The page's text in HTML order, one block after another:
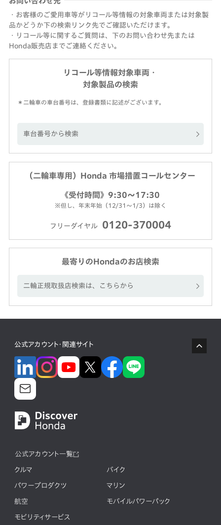
・お客様のご愛用車等がリコール等情報の対象車両または対象製
品かどうか下の検索リンク先でご確認いただけます。
・リコール等に関するご質問は、下のお問い合わせ先または
Honda販売店までご連絡ください。
リコール等情報対象車両・
対象製品の検索
＊二輪車の車台番号は、登録書類に記述がございます。
車台番号から検索
（二輪車専用）Honda 市場措置コールセンター
《受付時間》9:30～17:30
※但し、年末年始（12/31～1/3）は除く
フリーダイヤル 0120-370004
最寄りのHondaのお店検索
二輪正規取扱店検索は、こちらから
公式アカウント・関連サイト
公式アカウント一覧
クルマ バイク
パワープロダクツ マリン
航空 モバイルパワーパック
モビリティサービス